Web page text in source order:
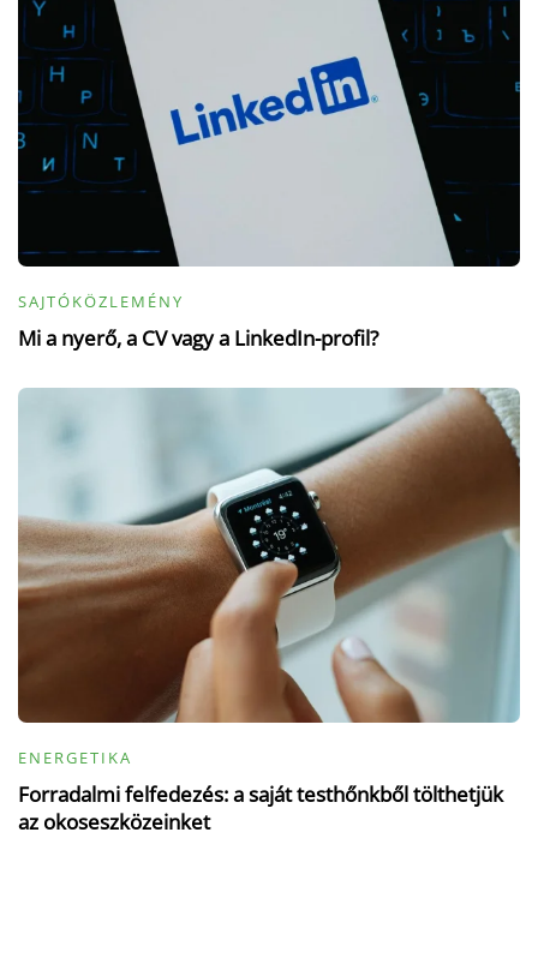
SAJTÓKÖZLEMÉNY
Mi a nyerő, a CV vagy a LinkedIn-profil?
ENERGETIKA
Forradalmi felfedezés: a saját testhőnkből tölthetjük
az okoseszközeinket